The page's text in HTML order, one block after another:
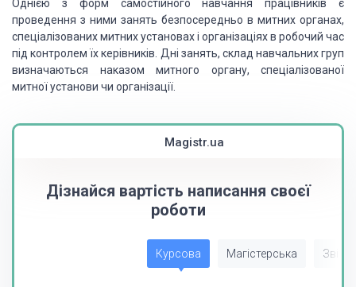
Однією з форм самостійного навчання працівників є
проведення з ними занять безпосередньо в митних органах,
спеціалізованих митних установах і організаціях в робочий час
під контролем їх керівників. Дні занять, склад навчальних груп
визначаються наказом митного органу, спеціалізованої
митної установи чи організації.
Magistr.ua
Дізнайся вартість написання своєї
роботи
Курсова Магістерська Звіт